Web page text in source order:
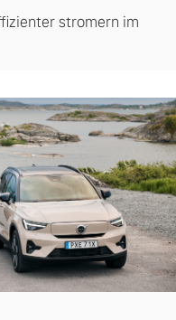
stromern im